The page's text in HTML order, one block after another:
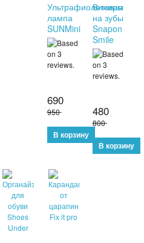
Ультрафиолетовая
лампа
SUNMini
690
950
Виниры
на зубы
Snapon
Smile
480
800